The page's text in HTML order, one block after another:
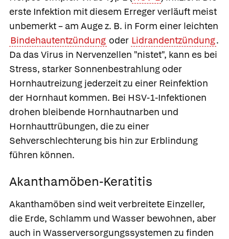
erste Infektion mit diesem Erreger verläuft meist
unbemerkt – am Auge z. B. in Form einer leichten
Bindehautentzündung oder Lidrandentzündung.
Da das Virus in Nervenzellen "nistet", kann es bei
Stress, starker Sonnenbestrahlung oder
Hornhautreizung jederzeit zu einer Reinfektion
der Hornhaut kommen. Bei HSV-1-Infektionen
drohen bleibende Hornhautnarben und
Hornhauttrübungen, die zu einer
Sehverschlechterung bis hin zur Erblindung
führen können.
Akanthamöben-Keratitis
Akanthamöben sind weit verbreitete Einzeller,
die Erde, Schlamm und Wasser bewohnen, aber
auch in Wasserversorgungssystemen zu finden